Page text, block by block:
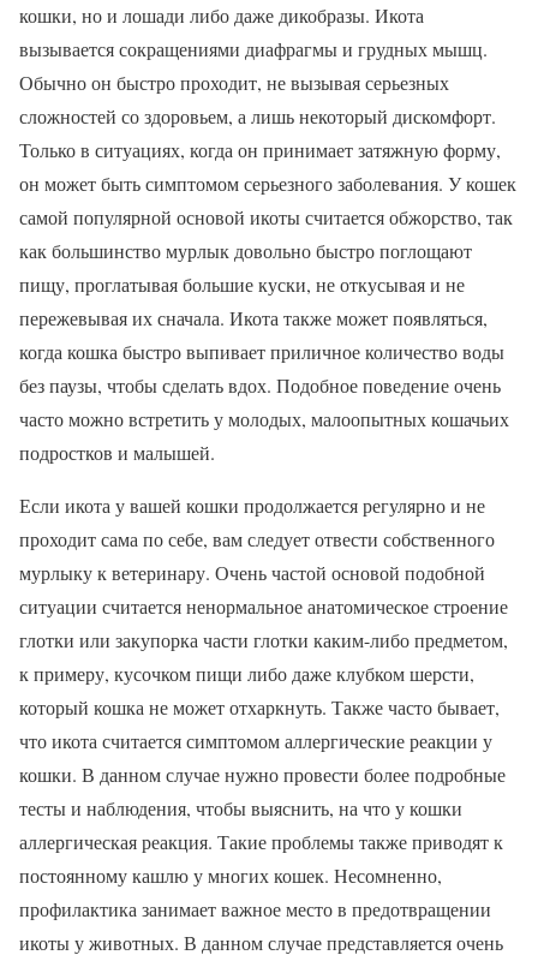
кошки, но и лошади либо даже дикобразы. Икота
вызывается сокращениями диафрагмы и грудных мышц.
Обычно он быстро проходит, не вызывая серьезных
сложностей со здоровьем, а лишь некоторый дискомфорт.
Только в ситуациях, когда он принимает затяжную форму,
он может быть симптомом серьезного заболевания. У кошек
самой популярной основой икоты считается обжорство, так
как большинство мурлык довольно быстро поглощают
пищу, проглатывая большие куски, не откусывая и не
пережевывая их сначала. Икота также может появляться,
когда кошка быстро выпивает приличное количество воды
без паузы, чтобы сделать вдох. Подобное поведение очень
часто можно встретить у молодых, малоопытных кошачьих
подростков и малышей.
Если икота у вашей кошки продолжается регулярно и не
проходит сама по себе, вам следует отвести собственного
мурлыку к ветеринару. Очень частой основой подобной
ситуации считается ненормальное анатомическое строение
глотки или закупорка части глотки каким-либо предметом,
к примеру, кусочком пищи либо даже клубком шерсти,
который кошка не может отхаркнуть. Также часто бывает,
что икота считается симптомом аллергические реакции у
кошки. В данном случае нужно провести более подробные
тесты и наблюдения, чтобы выяснить, на что у кошки
аллергическая реакция. Такие проблемы также приводят к
постоянному кашлю у многих кошек. Несомненно,
профилактика занимает важное место в предотвращении
икоты у животных. В данном случае представляется очень